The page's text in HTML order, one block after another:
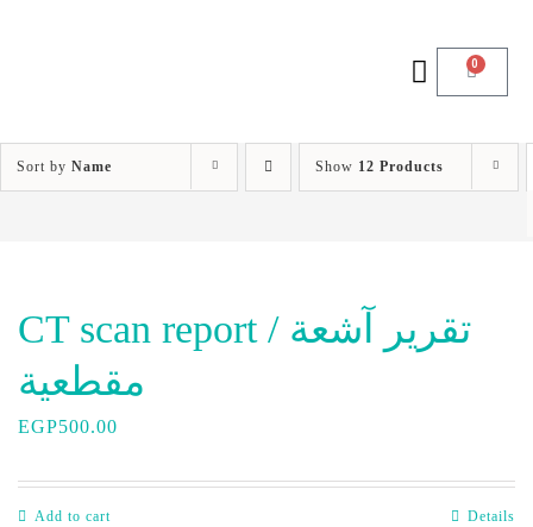
0
Sort by Name Show 12 Products
CT scan report / تقرير آشعة
مقطعية
EGP500.00
Add to cart Details